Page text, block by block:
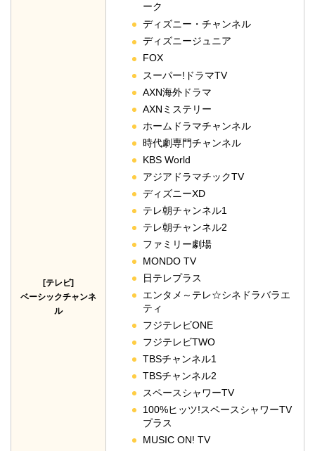
[テレビ]
ベーシックチャンネ
ル
ーク
ディズニー・チャンネル
ディズニージュニア
FOX
スーパー!ドラマTV
AXN海外ドラマ
AXNミステリー
ホームドラマチャンネル
時代劇専門チャンネル
KBS World
アジアドラマチックTV
ディズニーXD
テレ朝チャンネル1
テレ朝チャンネル2
ファミリー劇場
MONDO TV
日テレプラス
エンタメ～テレ☆シネドラバラエ
ティ
フジテレビONE
フジテレビTWO
TBSチャンネル1
TBSチャンネル2
スペースシャワーTV
100%ヒッツ!スペースシャワーTV
プラス
MUSIC ON! TV